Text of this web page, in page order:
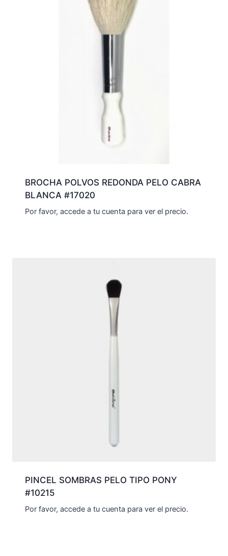
BROCHA POLVOS REDONDA PELO CABRA
BLANCA #17020
Por favor, accede a tu cuenta para ver el precio.
PINCEL SOMBRAS PELO TIPO PONY
#10215
Por favor, accede a tu cuenta para ver el precio.